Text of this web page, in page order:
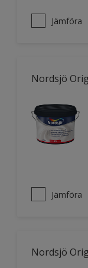
Jämföra
Nordsjö
Jämföra
Nordsjö